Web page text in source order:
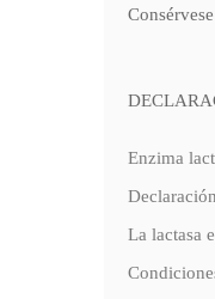
Enzima
La lactasa